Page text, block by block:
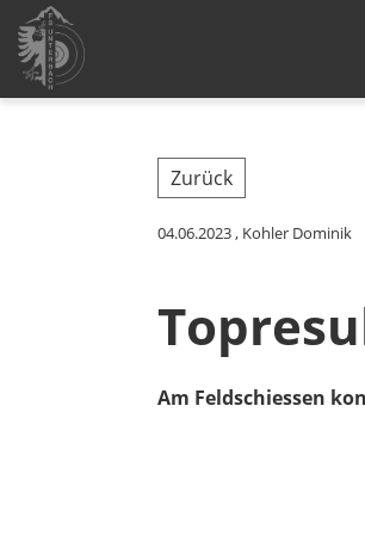
Zurück
04.06.2023, Kohler Dominik
Am Feldschiessen